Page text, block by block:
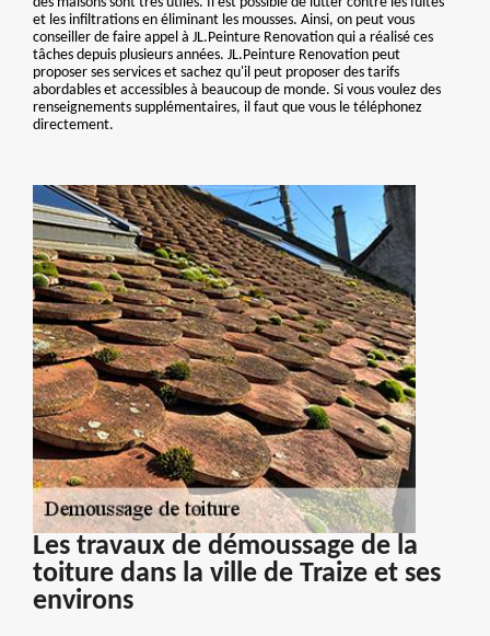
et les infiltrations en éliminant les mousses. Ainsi, on peut vous
conseiller de faire appel à JL.Peinture Renovation qui a réalisé ces
tâches depuis plusieurs années. JL.Peinture Renovation peut
proposer ses services et sachez qu'il peut proposer des tarifs
abordables et accessibles à beaucoup de monde. Si vous voulez des
renseignements supplémentaires, il faut que vous le téléphonez
directement.
Les travaux de démoussage de la
toiture dans la ville de Traize et ses
environs